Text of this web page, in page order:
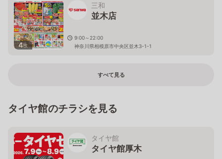
4枚
三和
並木店
9:00～22:00
神奈川県相模原市中央区並木3-1-1
すべて見る
タイヤ館のチラシを見る
タイヤ館
タイヤ館厚木